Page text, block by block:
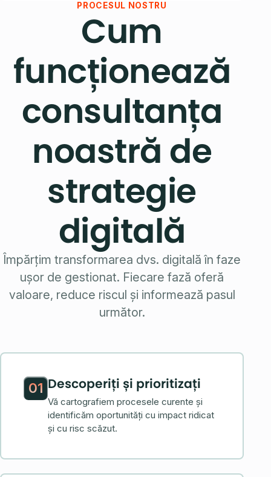
PROCESUL NOSTRU
Cum
funcționează
consultanța
noastră de
strategie
digitală
Împărțim transformarea dvs. digitală în faze
ușor de gestionat. Fiecare fază oferă
valoare, reduce riscul și informează pasul
următor.
01 Descoperiți și prioritizați
Vă cartografiem procesele curente și
identificăm oportunități cu impact ridicat
și cu risc scăzut.